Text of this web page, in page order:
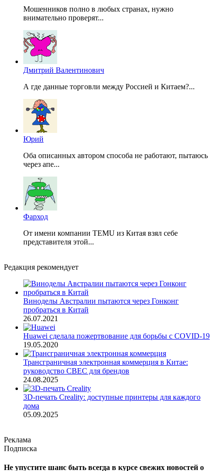
Мошенников полно в любых странах, нужно
внимательно проверят...
Дмитрий Валентинович
А где данные торговли между Россией и Китаем?...
Юрий
Оба описанных автором способа не работают, пытаюсь
через апе...
Фарход
От имени компании TEMU из Китая взял себе
представителя этой...
Редакция рекомендует
Виноделы Австралии пытаются через Гонконг
пробраться в Китай
26.07.2021
Huawei сделала пожертвование для борьбы с COVID-19
19.05.2020
Трансграничная электронная коммерция в Китае:
руководство CBEC для брендов
24.08.2025
3D-печать Creality: доступные принтеры для каждого
дома
05.09.2025
Реклама
Подписка
Не упустите шанс быть всегда в курсе свежих новостей о